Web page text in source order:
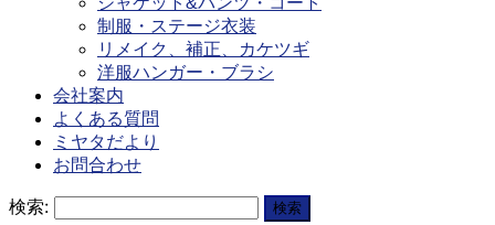
制服・ステージ衣装
リメイク、補正、カケツギ
洋服ハンガー・ブラシ
会社案内
よくある質問
ミヤタだより
お問合わせ
検索: